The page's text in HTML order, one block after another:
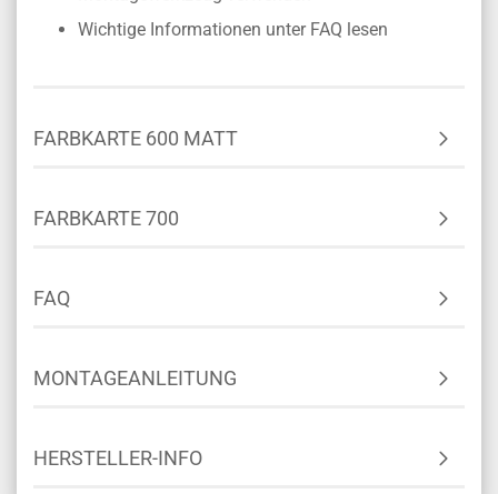
Wichtige Informationen unter FAQ lesen
FARBKARTE 600 MATT
FARBKARTE 700
FAQ
MONTAGEANLEITUNG
HERSTELLER-INFO